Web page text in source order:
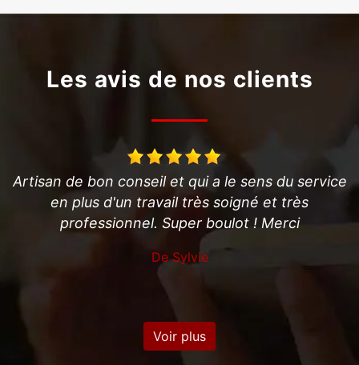
Les avis de nos clients
du service
et très
Super professionnel.très disponible,
soigneusement. Je conseille
sympathique.
Voir plus